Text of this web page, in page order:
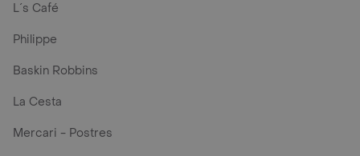
L´s Café
Philippe
Baskin Robbins
La Cesta
Mercari - Postres